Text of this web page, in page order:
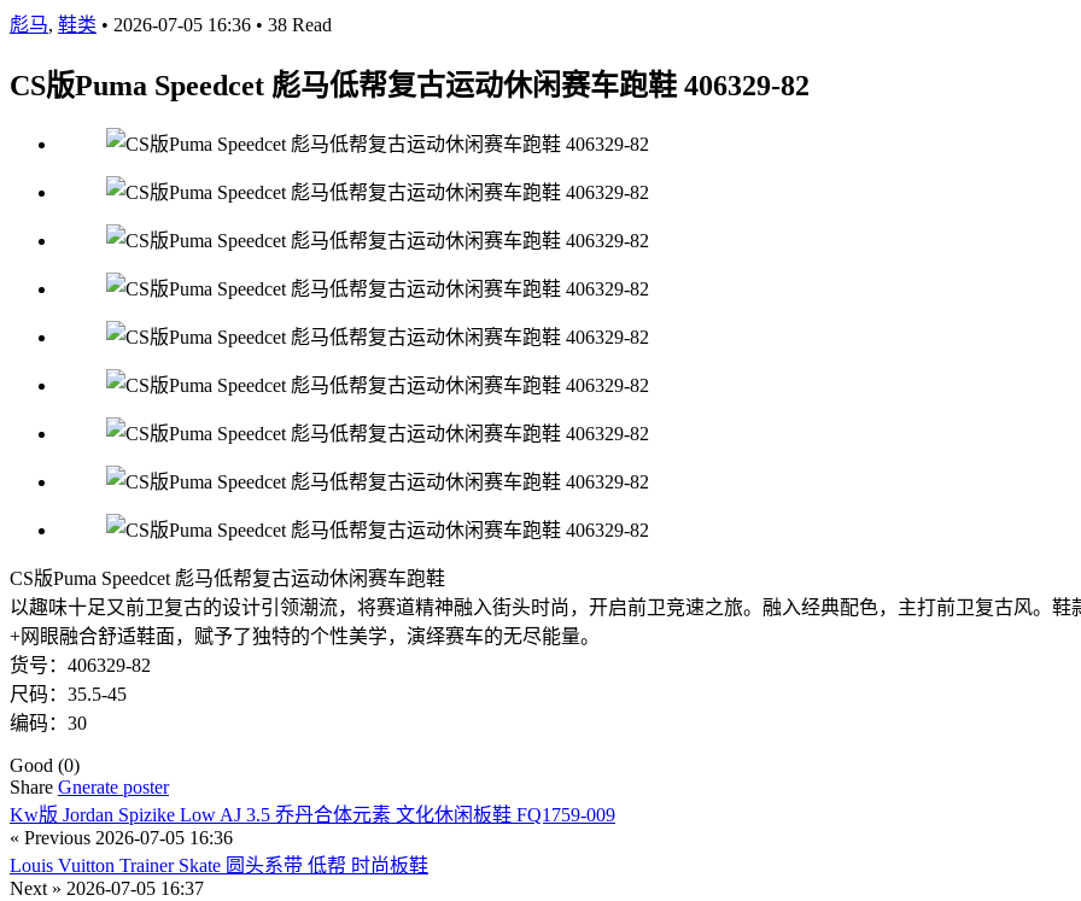
彪马, 鞋类 • 2026-07-05 16:36 • 38 Read
CS版Puma Speedcet 彪马低帮复古运动休闲赛车跑鞋 406329-82
CS版Puma Speedcet 彪马低帮复古运动休闲赛车跑鞋
以趣味十足又前卫复古的设计引领潮流，将赛道精神融入街头时尚，开启前卫竞速之旅。融入经典配色，主打前卫复古风。
+网眼融合舒适鞋面，赋予了独特的个性美学，演绎赛车的无尽能量。
货号：406329-82
尺码：35.5-45
编码：30
Good (0)
Share Gnerate poster
Kw版 Jordan Spizike Low AJ 3.5 乔丹合体元素 文化休闲板鞋 FQ1759-009
« Previous 2026-07-05 16:36
Louis Vuitton Trainer Skate 圆头系带 低帮 时尚板鞋
Next » 2026-07-05 16:37